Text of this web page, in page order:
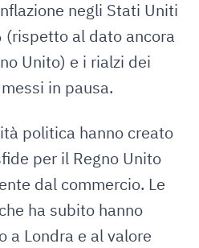
negli Stati Uniti
(rispetto al dato ancora
Unito) e i rialzi dei
in pausa.
politica hanno creato
per il Regno Unito
dal commercio. Le
ha subito hanno
a Londra e al valore